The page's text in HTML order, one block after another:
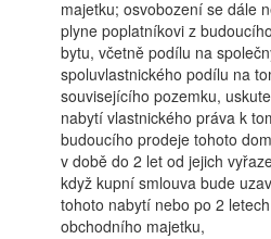
majetku; osvobození se dále
plyne poplatníkovi z
bytu, včetně podílu na
spoluvlastnického podílu na
souvisejícího pozemku,
nabytí vlastnického práva k
budoucího prodeje tohoto
v době do 2 let od jejich
když kupní smlouva bude
tohoto nabytí nebo po 2
obchodního majetku,